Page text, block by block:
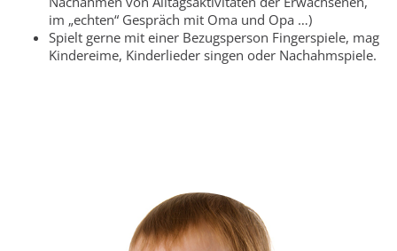
im „echten“ Gespräch mit Oma und Opa …)
Spielt gerne mit einer Bezugsperson Fingerspiele, mag
Kindereime, Kinderlieder singen oder Nachahmspiele.